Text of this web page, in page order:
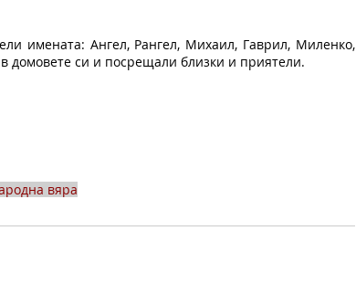
имената: Ангел, Рангел, Михаил, Гаврил, Миленко,
домовете си и посрещали близки и приятели.
вяра